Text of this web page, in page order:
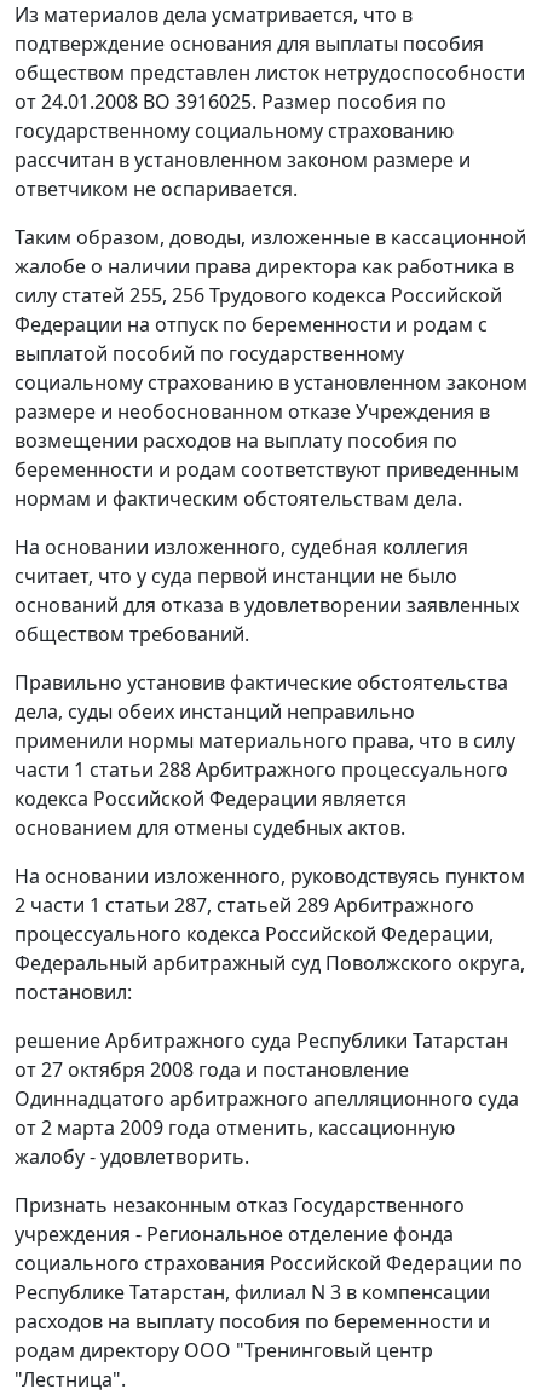
Из материалов дела усматривается, что в
подтверждение основания для выплаты пособия
обществом представлен листок нетрудоспособности
от 24.01.2008 ВО 3916025. Размер пособия по
государственному социальному страхованию
рассчитан в установленном законом размере и
ответчиком не оспаривается.
Таким образом, доводы, изложенные в кассационной
жалобе о наличии права директора как работника в
силу статей 255, 256Трудового кодекса Российской
Федерации на отпуск по беременности и родам с
выплатой пособий по государственному
социальному страхованию в установленном законом
размере и необоснованном отказе Учреждения в
возмещении расходов на выплату пособия по
беременности и родам соответствуют приведенным
нормам и фактическим обстоятельствам дела.
На основании изложенного, судебная коллегия
считает, что у суда первой инстанции не было
оснований для отказа в удовлетворении заявленных
обществом требований.
Правильно установив фактические обстоятельства
дела, суды обеих инстанций неправильно
применили нормы материального права, что в силу
части 1 статьи 288Арбитражного процессуального
кодекса Российской Федерации является
основанием для отмены судебных актов.
На основании изложенного, руководствуясь пунктом
2 части 1 статьи 287, статьей 289Арбитражного
процессуального кодекса Российской Федерации,
Федеральный арбитражный суд Поволжского округа,
постановил:
решение Арбитражного суда Республики Татарстан
от 27 октября 2008 года и постановление
Одиннадцатого арбитражного апелляционного суда
от 2 марта 2009 года отменить, кассационную
жалобу - удовлетворить.
Признать незаконным отказ Государственного
учреждения - Региональное отделение фонда
социального страхования Российской Федерации по
Республике Татарстан, филиал N 3 в компенсации
расходов на выплату пособия по беременности и
родам директору ООО "Тренинговый центр
"Лестница".